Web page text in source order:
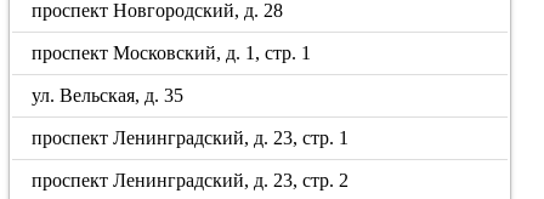
проспект Новгородский, д. 28
проспект Московский, д. 1, стр. 1
ул. Вельская, д. 35
проспект Ленинградский, д. 23, стр. 1
проспект Ленинградский, д. 23, стр. 2